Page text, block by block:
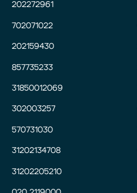
202272961
702071022
202159430
857735233
31850012069
302003257
570731030
31202134708
31202205210